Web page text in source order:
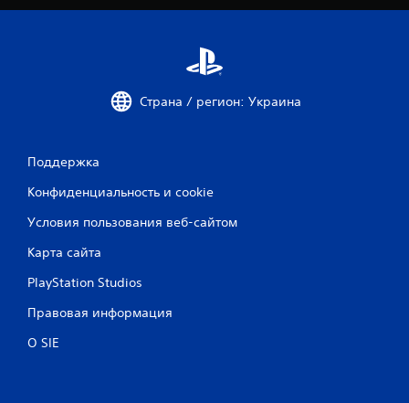
5
Страна / регион: Украина
Поддержка
Конфиденциальность и cookie
Условия пользования веб-сайтом
Карта сайта
PlayStation Studios
Правовая информация
О SIE